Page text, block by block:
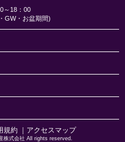
～18：00
GW・お盆期間)
規約 ｜アクセスマップ
株式会社 All rights reserved.